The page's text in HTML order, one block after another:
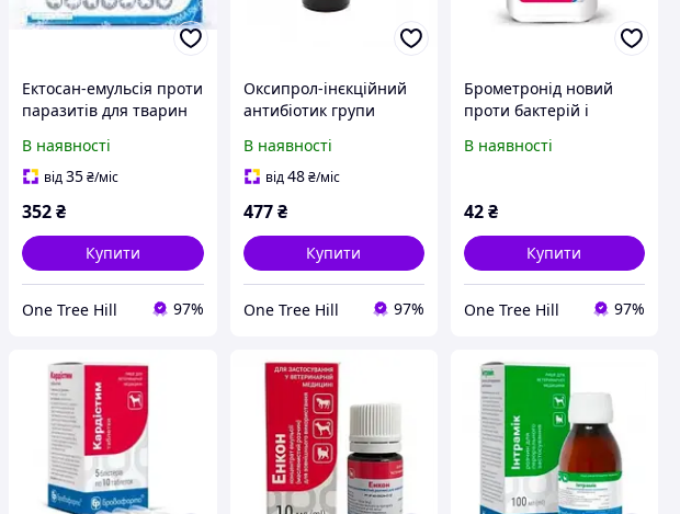
Ектосан-емульсія проти
паразитів для тварин
емульсія проти
паразитів для тварин
В наявності
від35₴/міс
352₴
Купити
One Tree Hill 97%
Оксипрол-інєкційний
антибіотик групи
В наявності
від48 ₴/міс
477 ₴
Купити
One Tree Hill 97%
Брометронід новий
проти бактерій і
В наявності
42₴
Купити
One Tree Hill 97%